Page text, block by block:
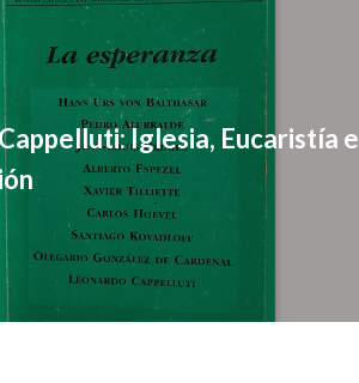
Iglesia, Eucaristía e